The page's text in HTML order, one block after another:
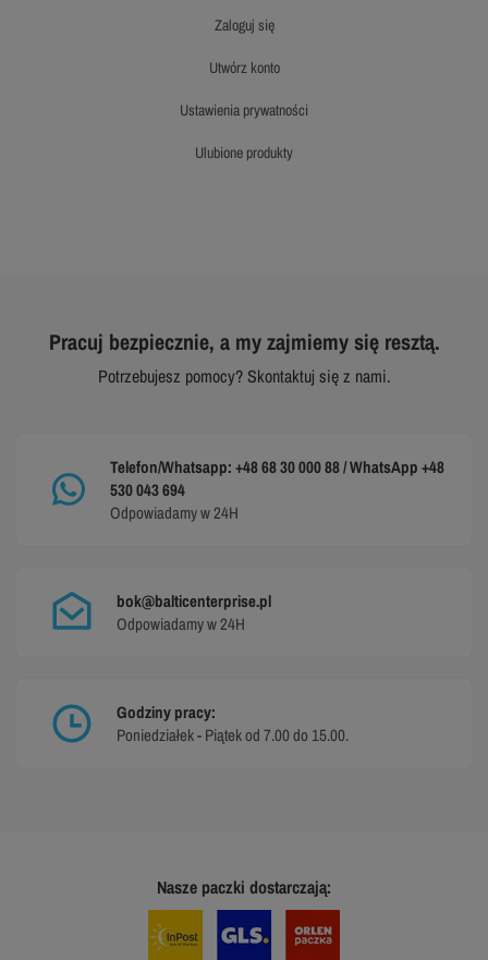
zaloguj się
utwórz konto
ustawienia prywatności
ulubione produkty
Pracuj bezpiecznie, a my zajmiemy się resztą.
Potrzebujesz pomocy? Skontaktuj się z nami.
Telefon/Whatsapp: +48 68 30 000 88 / WhatsApp +48
530 043 694
Odpowiadamy w 24H
bok@balticenterprise.pl
Odpowiadamy w 24H
Godziny pracy:
Poniedziałek - Piątek od 7.00 do 15.00.
Nasze paczki dostarczają: